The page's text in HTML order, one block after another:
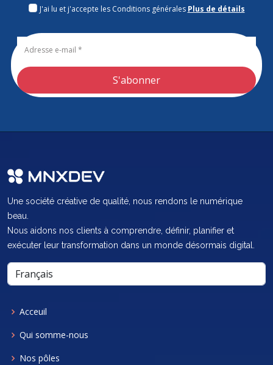
J'ai lu et j'accepte les Conditions générales Plus de détails
Une société créative de qualité, nous rendons le numérique
beau.
Nous aidons nos clients à comprendre, définir, planifier et
exécuter leur transformation dans un monde désormais digital.
Acceuil
Qui somme-nous
Nos pôles